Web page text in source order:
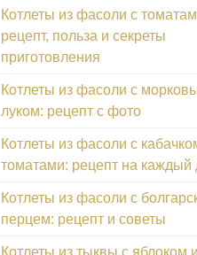
Котлеты из фасоли с
рецепт, польза и секреты
приготовления
Котлеты из фасоли с
луком: рецепт с фото
Котлеты из фасоли с
томатами: рецепт на каждый
Котлеты из фасоли с
перцем: рецепт и советы
Котлеты из тыквы с яблоком и